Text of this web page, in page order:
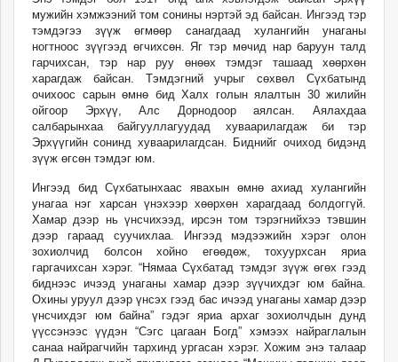
мужийн хэмжээний том сонины нэртэй эд байсан. Ингээд тэр
тэмдэгээ зүүж өгмөөр санагдаад хулангийн унаганы
ногтноос зүүгээд өгчихсөн. Яг тэр мөчид нар баруун талд
гарчихсан, тэр нар руу өнөөх тэмдэг ташаад хөөрхөн
харагдаж байсан. Тэмдэгний учрыг сөхвөл Сүхбатынд
очихоос сарын өмнө бид Халх голын ялалтын 30 жилийн
ойгоор Эрхүү, Алс Дорнодоор аялсан. Аялахдаа
салбарынхаа байгууллагуудад хуваарилагдаж би тэр
Эрхүүгийн сонинд хуваарилагдсан. Биднийг очиход бидэнд
зүүж өгсөн тэмдэг юм.
Ингээд бид Сүхбатынхаас явахын өмнө ахиад хулангийн
унагаа нэг харсан үнэхээр хөөрхөн харагдаад болдоггүй.
Хамар дээр нь үнсчихээд, ирсэн том тэрэгнийхээ тэвшин
дээр гараад суучихлаа. Ингээд мэдээжийн хэрэг олон
зохиолчид болсон хойно егөөдөж, тохуурхсан яриа
гаргачихсан хэрэг. “Нямаа Сүхбатад тэмдэг зүүж өгөх гээд
биднээс ичээд унаганы хамар дээр зүүчихдэг юм байна.
Охины уруул дээр үнсэх гээд бас ичээд унаганы хамар дээр
үнсчихдэг юм байна” гэдэг яриа архаг зохиолчдын дунд
үүссэнээс үүдэн “Сэгс цагаан Богд” хэмээх найраглалын
санаа найрагчийн тархинд ургасан хэрэг. Хожим энэ талаар